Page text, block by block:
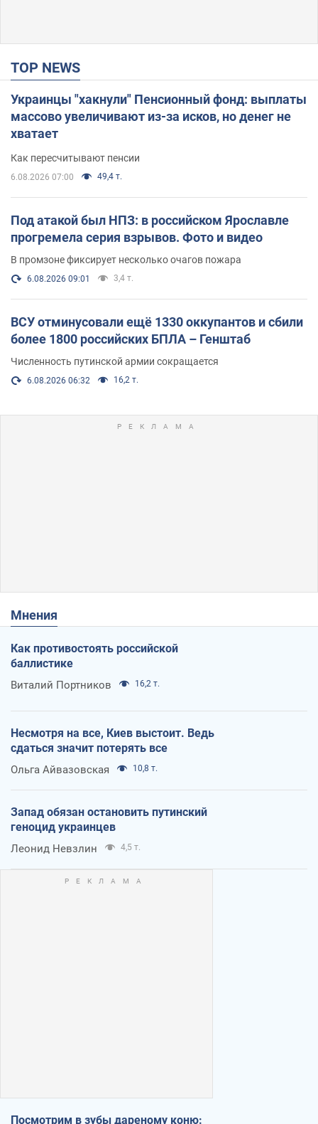
TOP NEWS
Украинцы "хакнули" Пенсионный фонд: выплаты
массово увеличивают из-за исков, но денег не
хватает
Как пересчитывают пенсии
6.08.2026 07:00 49,4 т.
Под атакой был НПЗ: в российском Ярославле
прогремела серия взрывов. Фото и видео
В промзоне фиксирует несколько очагов пожара
6.08.2026 09:01 3,4 т.
ВСУ отминусовали ещё 1330 оккупантов и сбили
более 1800 российских БПЛА – Генштаб
Численность путинской армии сокращается
6.08.2026 06:32 16,2 т.
Мнения
Как противостоять российской
баллистике
Виталий Портников 16,2 т.
Несмотря на все, Киев выстоит. Ведь
сдаться значит потерять все
Ольга Айвазовская 10,8 т.
Запад обязан остановить путинский
геноцид украинцев
Леонид Невзлин 4,5 т.
Посмотрим в зубы дареному коню: